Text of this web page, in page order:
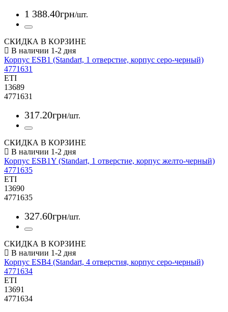
1 388.40грн/шт.
СКИДКА В КОРЗИНЕ
Корпус ESB1 (Standart, 1 отверстие, корпус серо-черный)
4771631
ETI
13689
4771631
317.20грн/шт.
СКИДКА В КОРЗИНЕ
Корпус ESB1Y (Standart, 1 отверстие, корпус желто-черный)
4771635
ETI
13690
4771635
327.60грн/шт.
СКИДКА В КОРЗИНЕ
Корпус ESB4 (Standart, 4 отверстия, корпус серо-черный)
4771634
ETI
13691
4771634